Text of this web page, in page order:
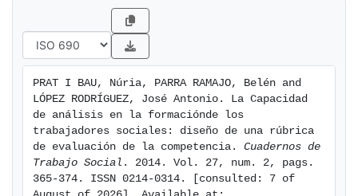
de aplicabilidad como: la vinculación a actividades de
aprendizaje que acompañen su adquisición, la
aplicación en ejercicios centrados específicamente o
competencia, la necesidad de trabajar previamente
con los estudiantes la comprensión de la competencia,
el instrumento y las relaciones existentes entre los
ítems de la rúbrica y el contexto del contenido de la
asignatura y del ejercicio propuesto.
PRAT I BAU, Núria, PARRA RAMAJO, Belén and
LÓPEZ RODRÍGUEZ, José Antonio. La Capacidad
de análisis en la formaciónde los
trabajadores sociales: diseño de una rúbrica
de evaluación de la competencia. Cuadernos de
Trabajo Social . 2014. Vol. 27, num. 2, pags.
365-374. ISSN 0214-0314. [consulted: 7 of